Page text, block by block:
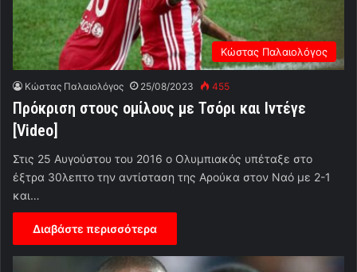
Κώστας Παλαιολόγος
Κώστας Παλαιολόγος 25/08/2023 455
Πρόκριση στους ομίλους με Τσόρι και Ιντέγε
[Video]
Στις 25 Αυγούστου του 2016 ο Ολυμπιακός υπέταξε στο
έξτρα 30λεπτο την αντίσταση της Αρούκα στον Ναό με 2-1
και…
Διαβάστε περισσότερα